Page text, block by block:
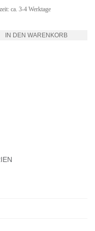
ca. 3-4 Werktage
IN DEN WARENKORB